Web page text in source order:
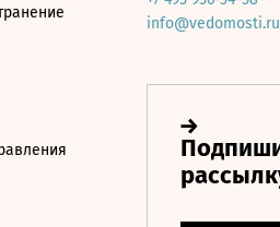
info@vedomosti.ru